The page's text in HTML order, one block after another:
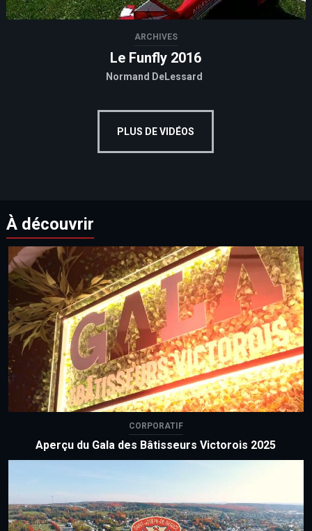
ARCHIVES
Le Funfly 2016
Normand DeLessard
PLUS DE VIDÉOS
À découvrir
CORPORATIF
Aperçu du Gala des Bâtisseurs Victorois 2025